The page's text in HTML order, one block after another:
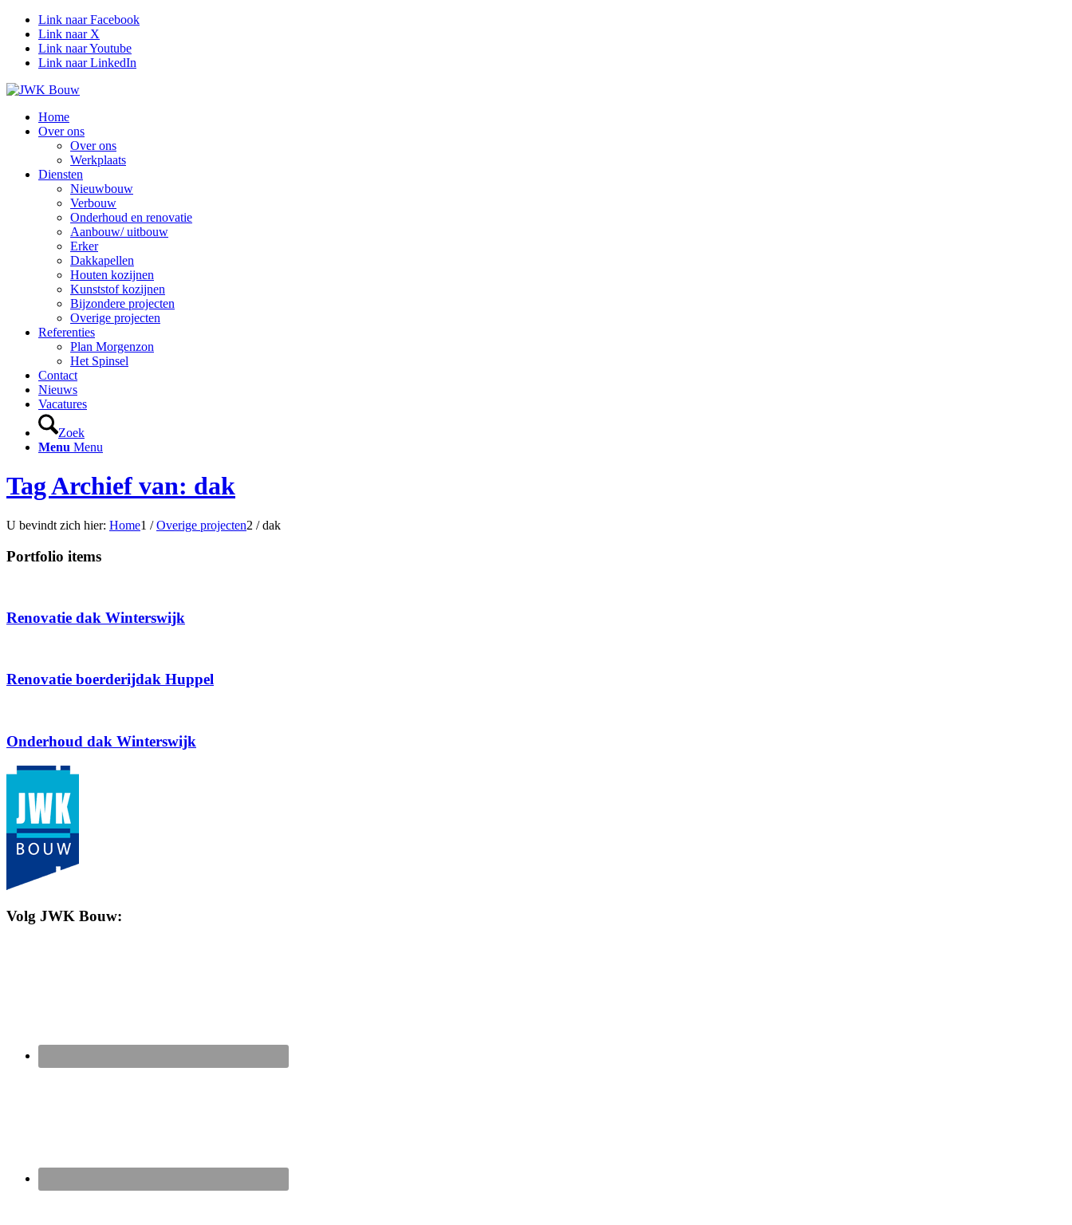
Link naar Facebook
Link naar X
Link naar Youtube
Link naar LinkedIn
Home
Over ons
Over ons
Werkplaats
Diensten
Nieuwbouw
Verbouw
Onderhoud en renovatie
Aanbouw/ uitbouw
Erker
Dakkapellen
Houten kozijnen
Kunststof kozijnen
Bijzondere projecten
Overige projecten
Referenties
Plan Morgenzon
Het Spinsel
Contact
Nieuws
Vacatures
Zoek
Menu Menu
Tag Archief van: dak
U bevindt zich hier: Home1 / Overige projecten2 / dak
Portfolio items
Renovatie dak Winterswijk
Renovatie boerderijdak Huppel
Onderhoud dak Winterswijk
Volg JWK Bouw: